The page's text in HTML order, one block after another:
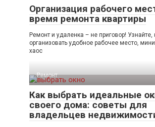
Организация рабочего
время ремонта квартиры
Ремонт и удаленка – не приговор! Узнайте,
организовать удобное рабочее место,
хаос
Ремонт
Как выбрать идеальные
своего дома: советы для
владельцев